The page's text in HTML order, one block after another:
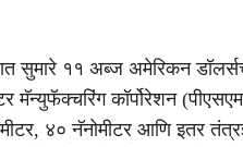
सुमारे ११ अब्ज अमेरिकन
कॉर्पोरेशन
४० नॅनोमीटर आणि इतर